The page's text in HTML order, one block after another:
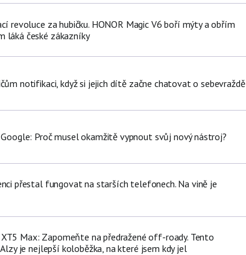
revoluce za hubičku. HONOR Magic V6 boří mýty a obřím
láká české zákazníky
notifikaci, když si jejich dítě začne chatovat o sebevraždě
Proč musel okamžitě vypnout svůj nový nástroj?
přestal fungovat na starších telefonech. Na vině je
XT5 Max: Zapomeňte na předražené off-roady. Tento
je nejlepší koloběžka, na které jsem kdy jel